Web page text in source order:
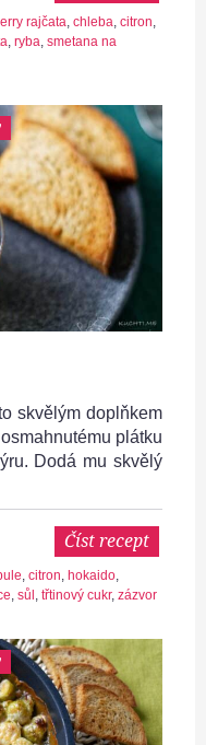
rajčata chleba citron
ryba smetana na
skvělým doplňkem
plátku
Dodá mu skvělý
Číst recept
, citron, hokaido,
, sůl , třtinový cukr, zázvor